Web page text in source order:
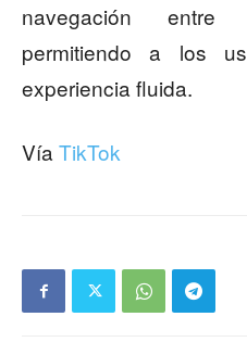
navegación entre
permitiendo a los
experiencia fluida.
Vía TikTok